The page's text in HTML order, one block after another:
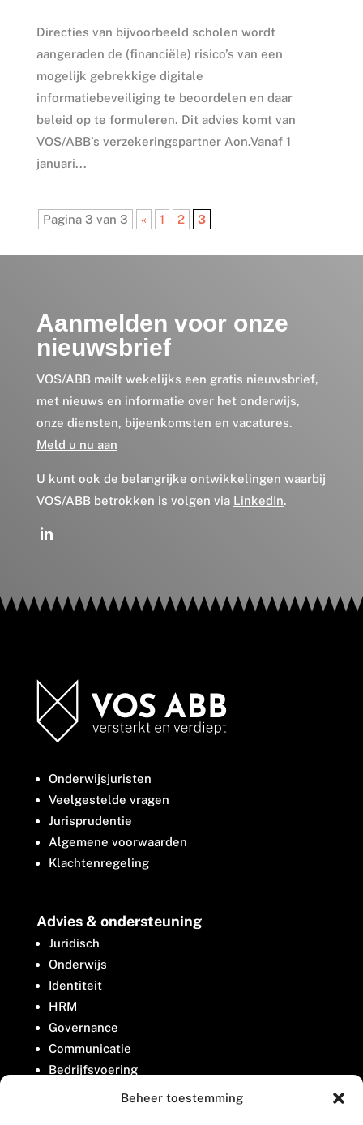
Beheer toestemming
Directies van bijvoorbeeld scholen wordt
aangeraden de (financiële) risico’s van een
mogelijk gebrekkige digitale
informatiebeveiliging te beoordelen en daar
beleid op te formuleren. Dit advies komt van
VOS/ABB’s verzekeringspartner Aon.Vanaf 1
januari...
Pagina 3 van 3 « 1 2 3
Aanmelden voor onze
nieuwsbrief
VOS/ABB mailt wekelijks een gratis nieuwsbrief,
met nieuws en informatie over het onderwijs,
onze diensten, bijeenkomsten en vacatures.
Meld u nu aan
U kunt ook de belangrijke ontwikkelingen waarbij
VOS/ABB betrokken is volgen via LinkedIn.
Onderwijsjuristen
Veelgestelde vragen
Jurisprudentie
Algemene voorwaarden
Klachtenregeling
Advies & ondersteuning
Juridisch
Onderwijs
Identiteit
HRM
Governance
Communicatie
Bedrijfsvoering
Belangenbehartiging